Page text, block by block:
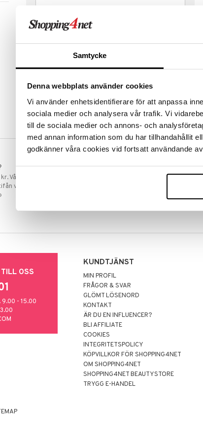
Samtycke
Denna webbplats använder cookies
Vi använder enhetsidentifierare för att anpassa
sociala medier och analysera vår trafik. Vi
till de sociala medier och annons- och
med annan information som du har tillhandahållit
godkänner våra cookies vid fortsatt användande
Vår gräns för
vilken avdelning
SNABBA LEVERANSER
Beställningar lagda före 14:00 (gäller
OSS
9.00 - 15.00
KUNDTJÄNST
MIN PROFIL
FRÅGOR & SVAR
GLÖMT LÖSENORD
KONTAKT
ÄR DU EN INFLUENCER?
BLI AFFILIATE
COOKIES
INTEGRITETSPOLICY
KÖPVILLKOR FÖR SHOPPING4NET
OM SHOPPING4NET
SHOPPING4NET BEAUTYSTORE
TRYGG E-HANDEL